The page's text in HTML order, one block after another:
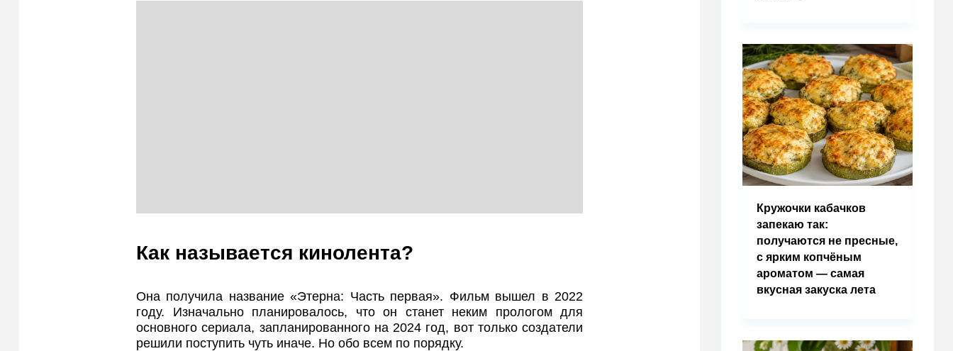
Как называется кинолента?
Она получила название «Этерна: Часть первая». Фильм вышел в 2022
году. Изначально планировалось, что он станет неким прологом для
основного сериала, запланированного на 2024 год, вот только создатели
решили поступить чуть иначе. Но обо всем по порядку.
Кружочки кабачков
запекаю так:
получаются не пресные,
с ярким копчёным
ароматом — самая
вкусная закуска лета